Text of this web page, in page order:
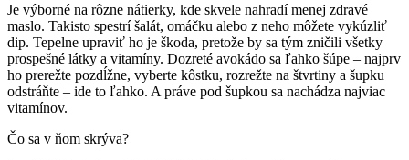
Je výborné na rôzne nátierky, kde skvele nahradí menej zdravé
maslo. Takisto spestrí šalát, omáčku alebo z neho môžete vykúzliť
dip. Tepelne upraviť ho je škoda, pretože by sa tým zničili všetky
prospešné látky a vitamíny. Dozreté avokádo sa ľahko šúpe – najprv
ho prerežte pozdĺžne, vyberte kôstku, rozrežte na štvrtiny a šupku
odstráňte – ide to ľahko. A práve pod šupkou sa nachádza najviac
vitamínov.
Čo sa v ňom skrýva?